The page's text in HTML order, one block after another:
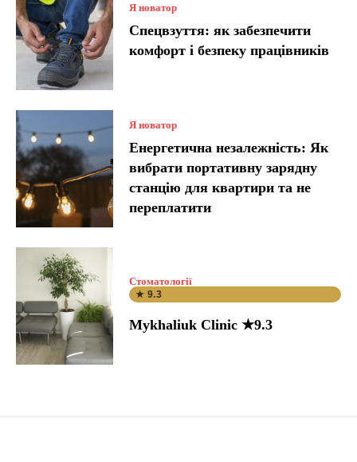
Я новатор
Спецвзуття: як забезпечити
комфорт і безпеку працівників
Я новатор
Енергетична незалежність: Як
вибрати портативну зарядну
станцію для квартири та не
переплатити
Стоматології
★ 9.3
Mykhaliuk Clinic ★9.3